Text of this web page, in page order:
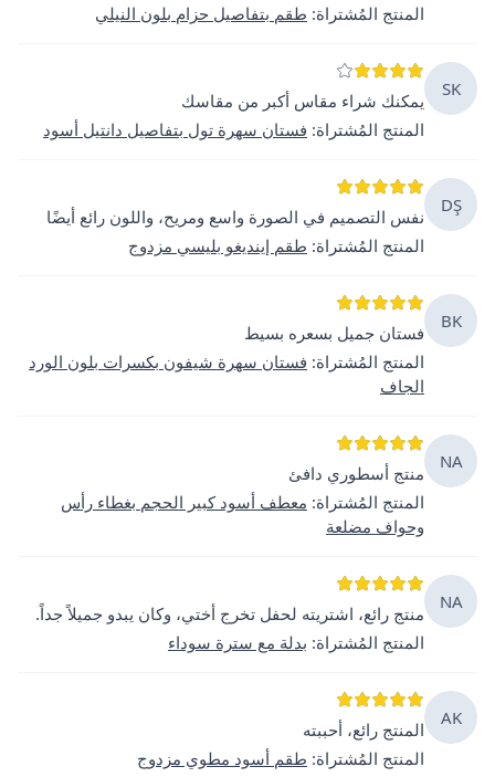
المنتج المُشتراة: طقم بتفاصيل حزام بلون النيلي
SK
يمكنك شراء مقاس أكبر من مقاسك
المنتج المُشتراة: فستان سهرة تول بتفاصيل دانتيل أسود
DŞ
نفس التصميم في الصورة واسع ومريح، واللون رائع أيضًا
المنتج المُشتراة: طقم إينديغو بليسي مزدوج
BK
فستان جميل بسعره بسيط
المنتج المُشتراة: فستان سهرة شيفون بكسرات بلون الورد
الجاف
NA
منتج أسطوري دافئ
المنتج المُشتراة: معطف أسود كبير الحجم بغطاء رأس
وحواف مضلعة
NA
منتج رائع، اشتريته لحفل تخرج أختي، وكان يبدو جميلاً جداً.
المنتج المُشتراة: بدلة مع سترة سوداء
AK
المنتج رائع، أحببته
المنتج المُشتراة: طقم أسود مطوي مزدوج